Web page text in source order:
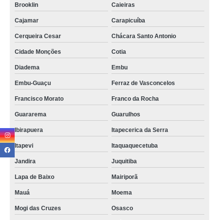
qual o preço de troca de tela iphone Chácara ST Antônio
troca de telas iphone Jardim Paulista
serviço de troca de tela samsung São Rafael
troca de tela de celular Anhanguera
troca de tela celular valores São Caetano do Sul
serviço de troca de tela celular samsung Jardim Helena
troca de tela samsung valores Jaguará
serviço de troca tela celular Chácara Santo Antonio
troca de tela celular valores Jardim Paulista
qual o preço de troca de tela motorola Jardim Ângela
Brooklin Caieiras
Cajamar Carapicuíba
Cerqueira Cesar Chácara Santo Antonio
Cidade Monções Cotia
Diadema Embu
Embu-Guaçu Ferraz de Vasconcelos
Francisco Morato Franco da Rocha
Guararema Guarulhos
Ibirapuera Itapecerica da Serra
Itapevi Itaquaquecetuba
Jandira Juquitiba
Lapa de Baixo Mairiporã
Mauá Moema
Mogi das Cruzes Osasco